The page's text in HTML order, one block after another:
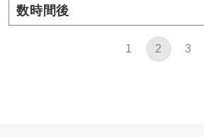
数時間後
1 2 3